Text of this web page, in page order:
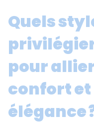
Quels
pour
confort et
élégance